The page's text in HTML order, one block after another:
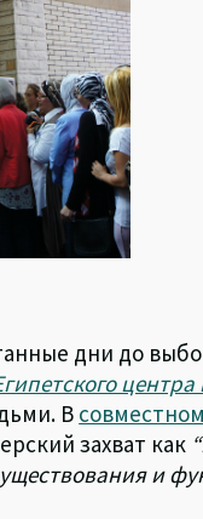
дни до
В
захват как
и